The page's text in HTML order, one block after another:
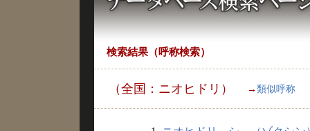
検索結果（呼称検索）
（全国：ニオヒドリ） → 類似呼称